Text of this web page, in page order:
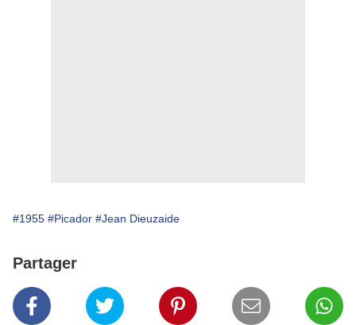
#1955 #Picador #Jean Dieuzaide
Partager